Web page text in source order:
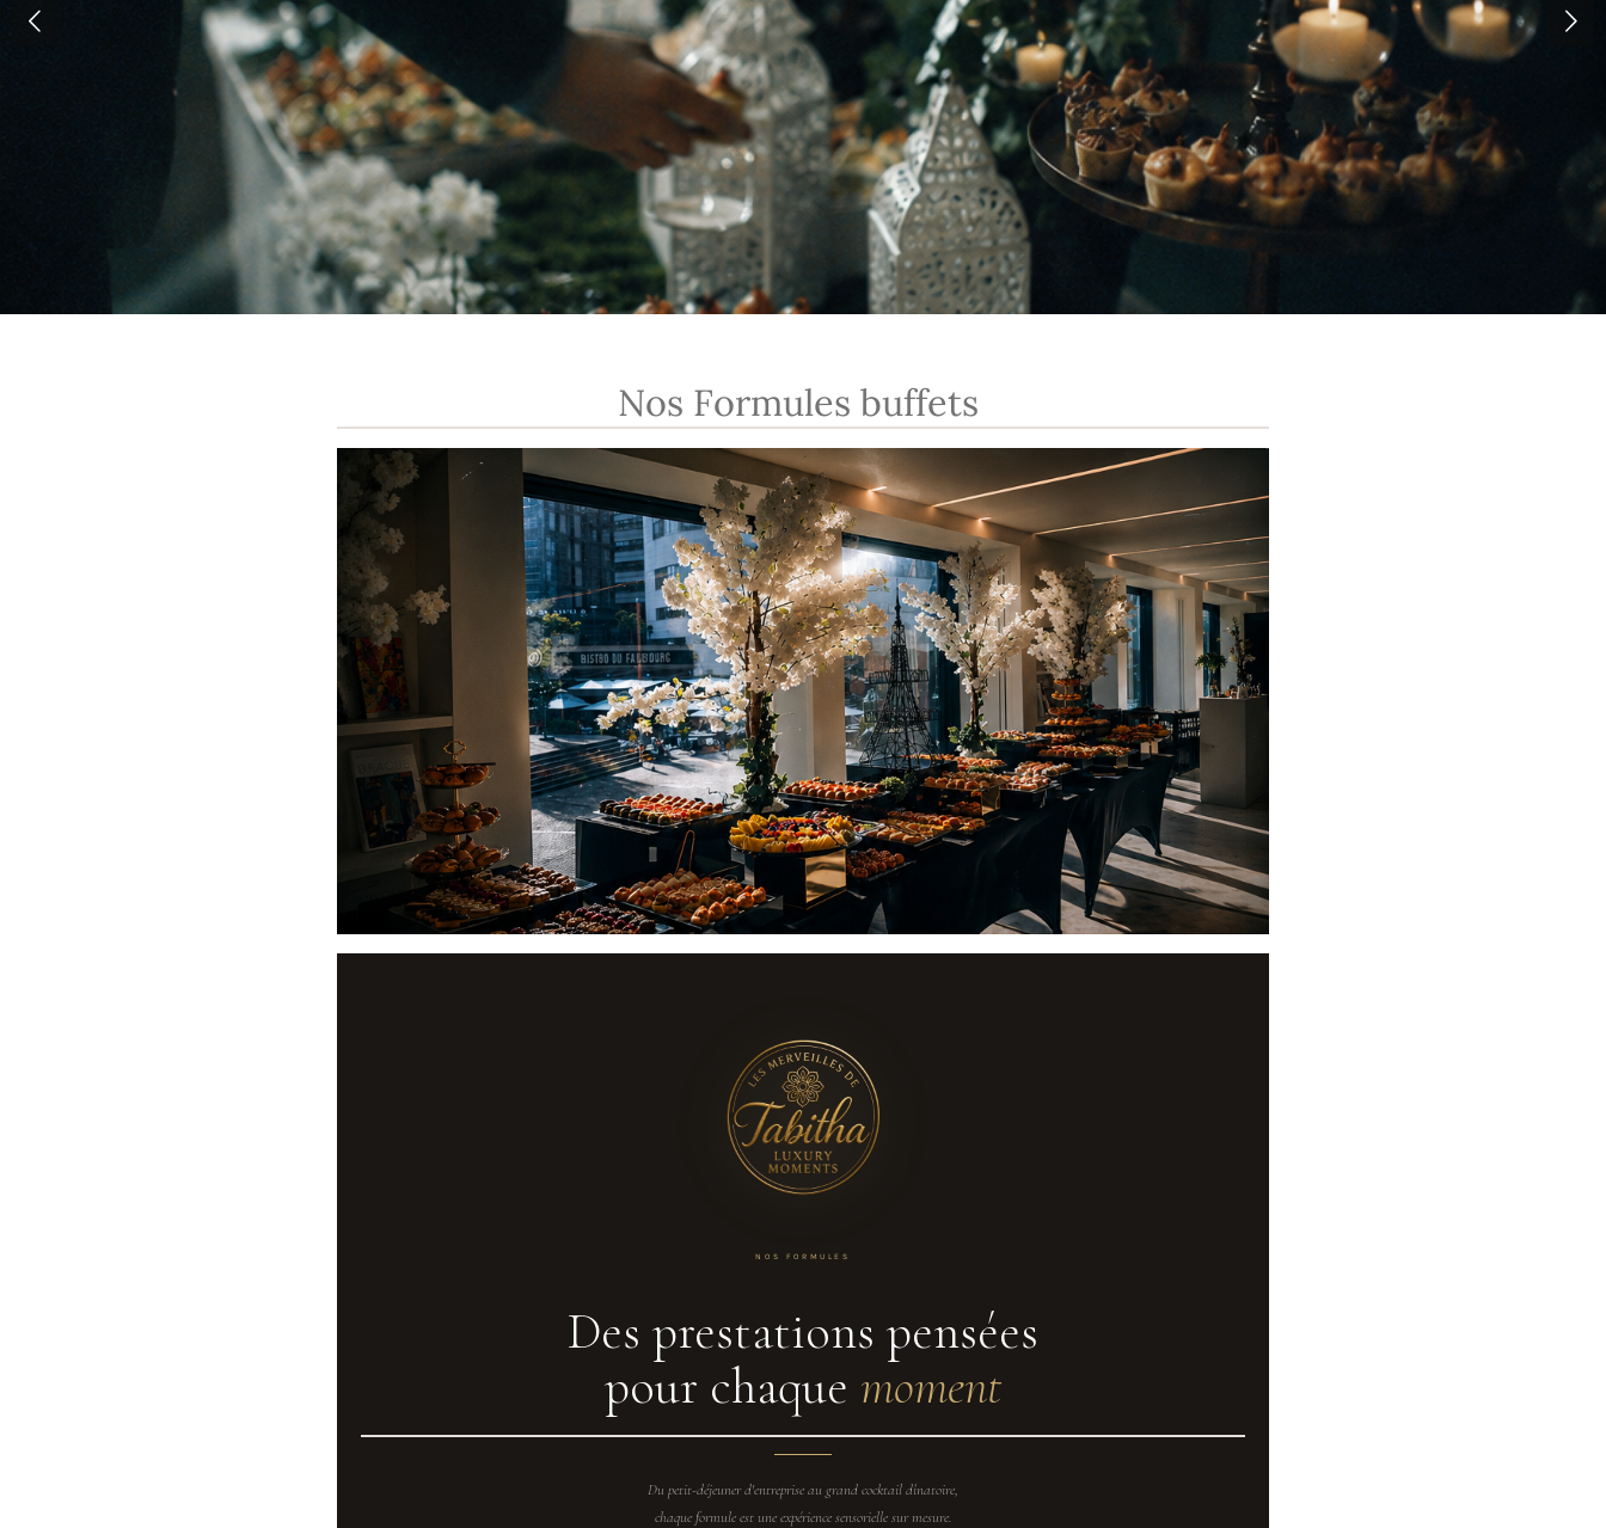
Nos Formules buffets
NOS FORMULES
Des prestations pensées
pour chaque moment
Du petit-déjeuner d'entreprise au grand cocktail dînatoire,
chaque formule est une expérience sensorielle sur mesure.